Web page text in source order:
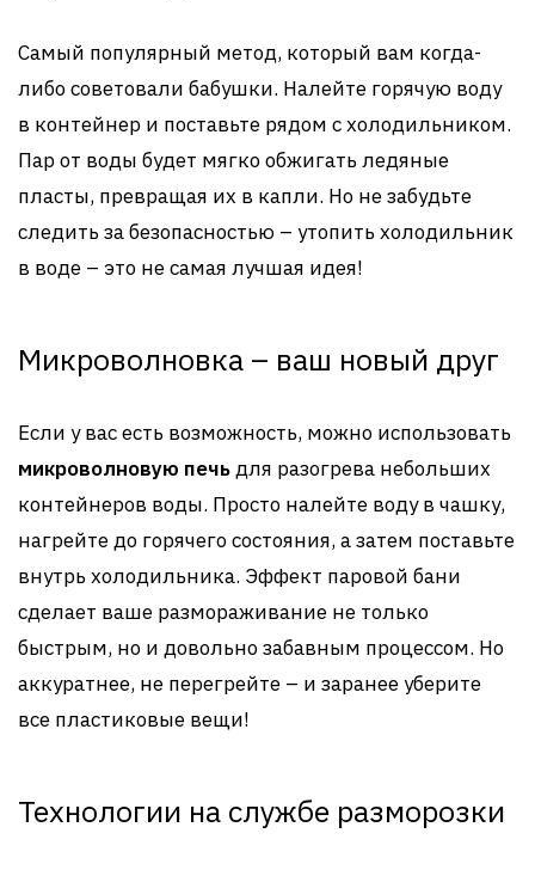
Самый популярный метод, который вам когда-
либо советовали бабушки. Налейте горячую воду
в контейнер и поставьте рядом с холодильником.
Пар от воды будет мягко обжигать ледяные
пласты, превращая их в капли. Но не забудьте
следить за безопасностью – утопить холодильник
в воде – это не самая лучшая идея!
Микроволновка – ваш новый друг
Если у вас есть возможность, можно использовать
микроволновую печьдля разогрева небольших
контейнеров воды. Просто налейте воду в чашку,
нагрейте до горячего состояния, а затем поставьте
внутрь холодильника. Эффект паровой бани
сделает ваше размораживание не только
быстрым, но и довольно забавным процессом. Но
аккуратнее, не перегрейте – и заранее уберите
все пластиковые вещи!
Технологии на службе разморозки